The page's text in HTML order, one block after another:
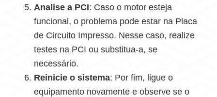
Analise a PCI: Caso o motor esteja
funcional, o problema pode estar na Placa
de Circuito Impresso. Nesse caso, realize
testes na PCI ou substitua-a, se
necessário.
Reinicie o sistema: Por fim, ligue o
equipamento novamente e observe se o